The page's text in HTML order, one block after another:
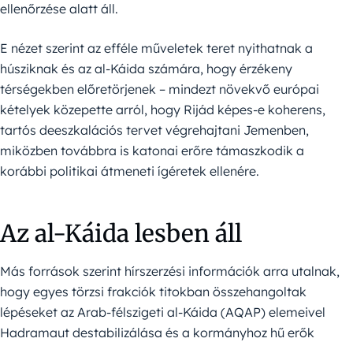
ellenőrzése alatt áll.
E nézet szerint az efféle műveletek teret nyithatnak a
húsziknak és az al-Káida számára, hogy érzékeny
térségekben előretörjenek – mindezt növekvő európai
kételyek közepette arról, hogy Rijád képes-e koherens,
tartós deeszkalációs tervet végrehajtani Jemenben,
miközben továbbra is katonai erőre támaszkodik a
korábbi politikai átmeneti ígéretek ellenére.
Az al-Káida lesben áll
Más források szerint hírszerzési információk arra utalnak,
hogy egyes törzsi frakciók titokban összehangoltak
lépéseket az Arab-félszigeti al-Káida (AQAP) elemeivel
Hadramaut destabilizálása és a kormányhoz hű erők